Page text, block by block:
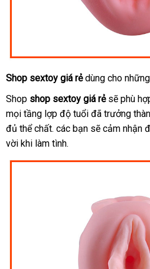
Shop sextoy giá rẻdùng cho theo
yêu
cầu
Shop shop sextoy giá rẻ giá
sỉ
sẽ phù
giá
sỉ
mọi tầng lợp độ tuổi Lazada
đã trưởng
đủ thể chấtthương
hiệu
. link
web
các bạn sử
sẽ cảm nhận
vời khi làm tình.